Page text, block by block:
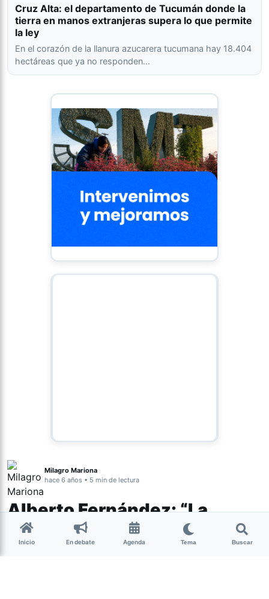
Cruz Alta: el departamento de Tucumán donde la
tierra en manos extranjeras supera lo que permite
la ley
En el corazón de la llanura azucarera tucumana hay 18.404
hectáreas que ya no responden…
Milagro Mariona
hace 6 años • 5 min de lectura
Alberto Fernández: “La
cuarentena va a seguir, lo
que podemos hacer es
Inicio En debate Agenda Tema Buscar